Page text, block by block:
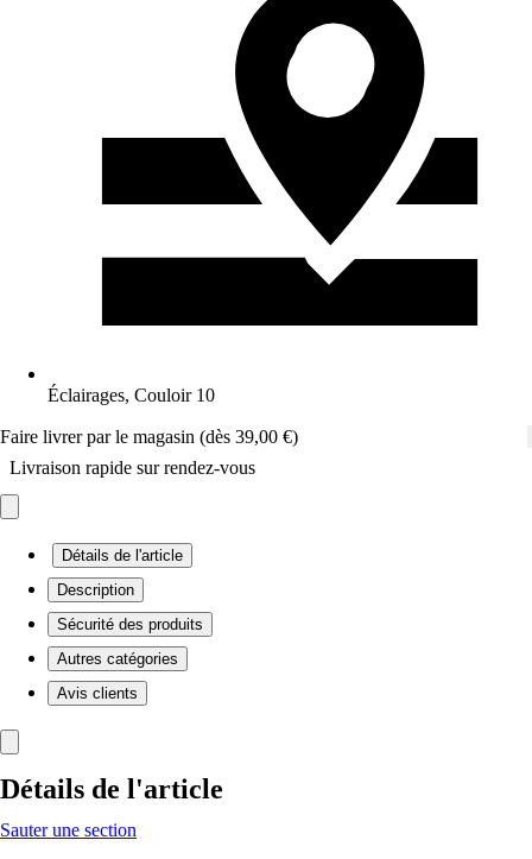
Éclairages, Couloir 10
Faire livrer par le magasin (dès 39,00 €)
Livraison rapide sur rendez-vous
Détails de l'article
Description
Sécurité des produits
Autres catégories
Avis clients
Détails de l'article
Sauter une section